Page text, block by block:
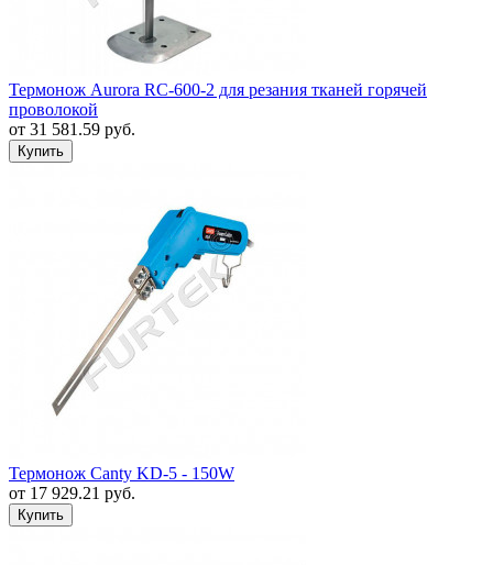
Термонож Aurora RC-600-2 для резания тканей горячей
проволокой
от 31 581.59 руб.
Термонож Canty KD-5 - 150W
от 17 929.21 руб.